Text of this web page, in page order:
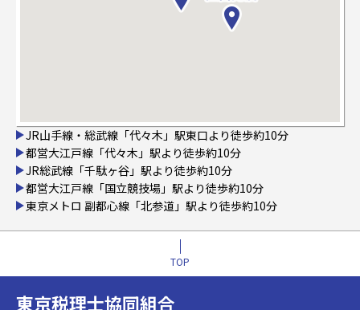
JR山手線・総武線「代々木」駅東口より徒歩約10分
都営大江戸線「代々木」駅より徒歩約10分
JR総武線「千駄ヶ谷」駅より徒歩約10分
都営大江戸線「国立競技場」駅より徒歩約10分
東京メトロ 副都心線「北参道」駅より徒歩約10分
TOP
東京税理士協同組合